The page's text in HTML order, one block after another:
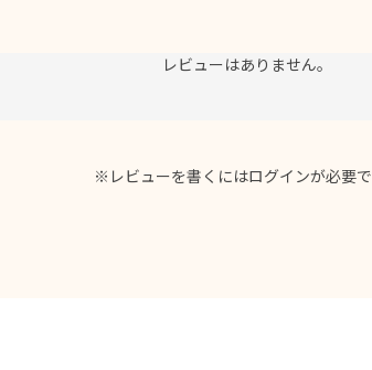
レビューはありません。
※レビューを書くにはログインが必要で